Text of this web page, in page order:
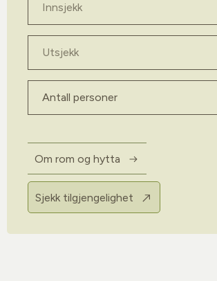
Om rom og hytta
Sjekk tilgjengelighet